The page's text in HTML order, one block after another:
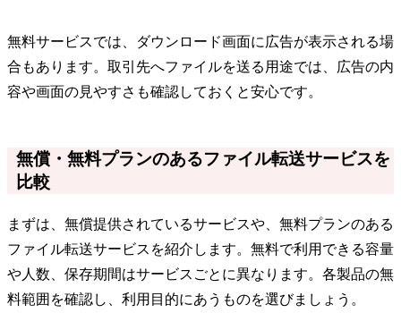
無料サービスでは、ダウンロード画面に広告が表示される場
合もあります。取引先へファイルを送る用途では、広告の内
容や画面の見やすさも確認しておくと安心です。
無償・無料プランのあるファイル転送サービスを
比較
まずは、無償提供されているサービスや、無料プランのある
ファイル転送サービスを紹介します。無料で利用できる容量
や人数、保存期間はサービスごとに異なります。各製品の無
料範囲を確認し、利用目的にあうものを選びましょう。